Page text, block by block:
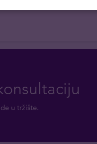
u tržište.